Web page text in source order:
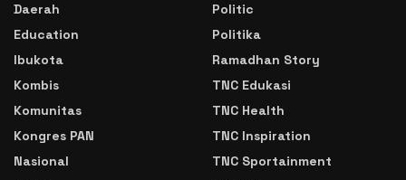
Daerah
Education
Ibukota
Kombis
Komunitas
Kongres PAN
Nasional
Politic
Politika
Ramadhan Story
TNC Edukasi
TNC Health
TNC Inspiration
TNC Sportainment